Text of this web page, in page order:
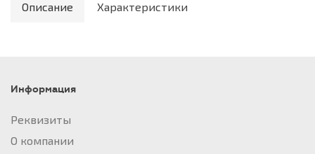
Описание Характеристики
Информация
Реквизиты
О компании